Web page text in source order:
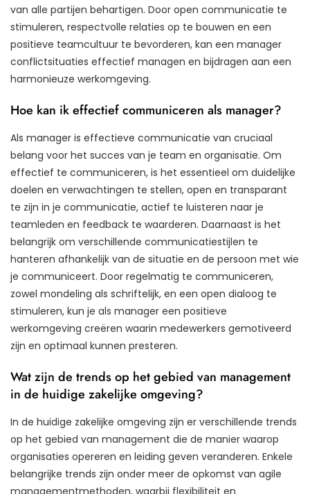
van alle partijen behartigen. Door open communicatie te
stimuleren, respectvolle relaties op te bouwen en een
positieve teamcultuur te bevorderen, kan een manager
conflictsituaties effectief managen en bijdragen aan een
harmonieuze werkomgeving.
Hoe kan ik effectief communiceren als manager?
Als manager is effectieve communicatie van cruciaal
belang voor het succes van je team en organisatie. Om
effectief te communiceren, is het essentieel om duidelijke
doelen en verwachtingen te stellen, open en transparant
te zijn in je communicatie, actief te luisteren naar je
teamleden en feedback te waarderen. Daarnaast is het
belangrijk om verschillende communicatiestijlen te
hanteren afhankelijk van de situatie en de persoon met wie
je communiceert. Door regelmatig te communiceren,
zowel mondeling als schriftelijk, en een open dialoog te
stimuleren, kun je als manager een positieve
werkomgeving creëren waarin medewerkers gemotiveerd
zijn en optimaal kunnen presteren.
Wat zijn de trends op het gebied van management
in de huidige zakelijke omgeving?
In de huidige zakelijke omgeving zijn er verschillende trends
op het gebied van management die de manier waarop
organisaties opereren en leiding geven veranderen. Enkele
belangrijke trends zijn onder meer de opkomst van agile
managementmethoden, waarbij flexibiliteit en